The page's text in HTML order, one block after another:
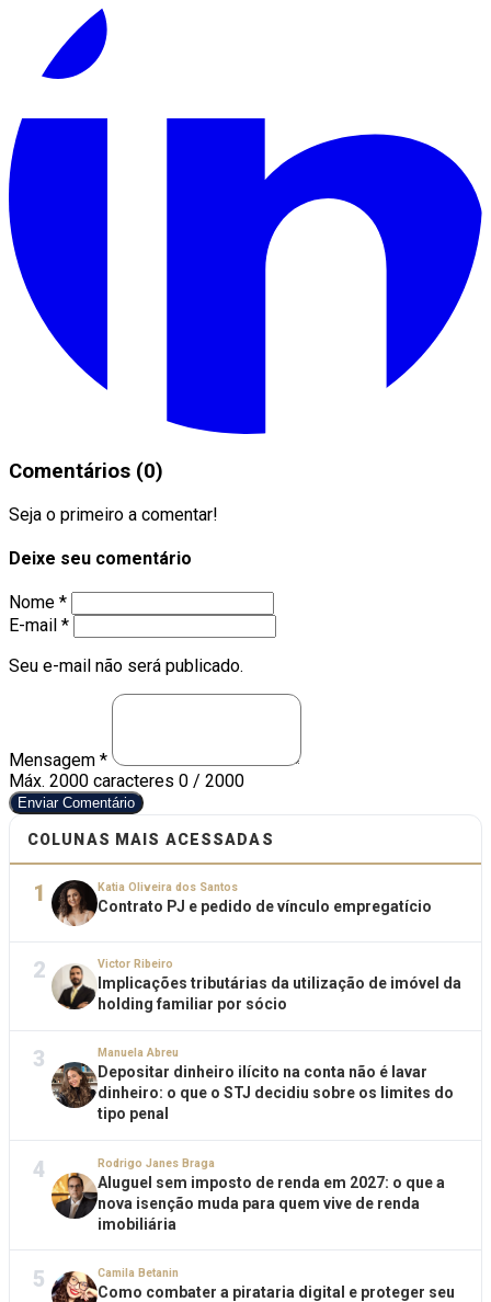
Comentários (0)
Seja o primeiro a comentar!
Deixe seu comentário
Nome *
E-mail *
Seu e-mail não será publicado.
Mensagem *
Máx. 2000 caracteres 0 / 2000
Enviar Comentário
COLUNAS MAIS ACESSADAS
1 Katia Oliveira dos Santos
Contrato PJ e pedido de vínculo empregatício
2 Victor Ribeiro
Implicações tributárias da utilização de imóvel da
holding familiar por sócio
3 Manuela Abreu
Depositar dinheiro ilícito na conta não é lavar
dinheiro: o que o STJ decidiu sobre os limites do
tipo penal
4 Rodrigo Janes Braga
Aluguel sem imposto de renda em 2027: o que a
nova isenção muda para quem vive de renda
imobiliária
5 Camila Betanin
Como combater a pirataria digital e proteger seu